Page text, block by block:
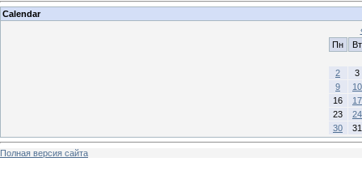
Calendar
Пн
Вт
2
3
9
10
16
17
23
24
30
31
Полная версия сайта